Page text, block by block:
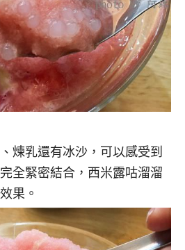
煉乳還有冰沙，可以感受到
全緊密結合，西米露咕溜溜
果。